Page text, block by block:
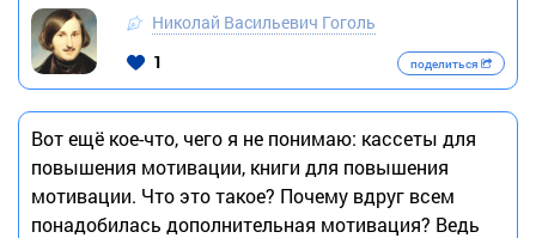
Николай Васильевич Гоголь
1
поделиться
Вот ещё кое-что, чего я не понимаю: кассеты для
повышения мотивации, книги для повышения
мотивации. Что это такое? Почему вдруг всем
понадобилась дополнительная мотивация? Ведь